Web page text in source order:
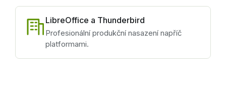
LibreOffice a Thunderbird
Profesionální produkční nasazení napříč
platformami.